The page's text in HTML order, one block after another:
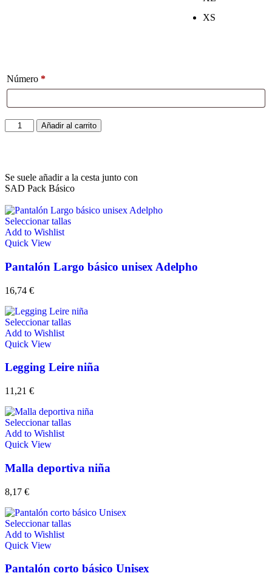
XS
Número *
Añadir al carrito
Se suele añadir a la cesta junto con
SAD Pack Básico
Seleccionar tallas
Add to Wishlist
Quick View
Pantalón Largo básico unisex Adelpho
16,74 €
Seleccionar tallas
Add to Wishlist
Quick View
Legging Leire niña
11,21 €
Seleccionar tallas
Add to Wishlist
Quick View
Malla deportiva niña
8,17 €
Seleccionar tallas
Add to Wishlist
Quick View
Pantalón corto básico Unisex